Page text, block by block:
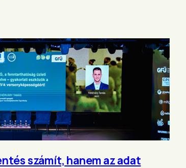
számít, hanem az adat